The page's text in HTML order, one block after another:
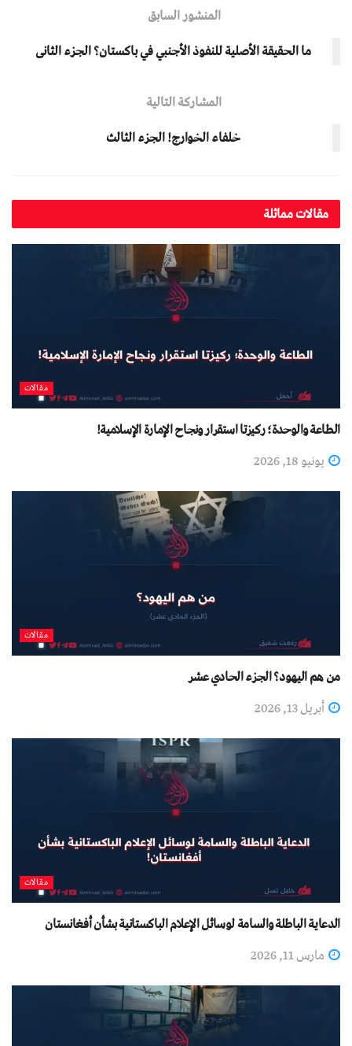
المنشور السابق
ما الحقيقة الأصلية للنفوذ الأجنبي في باكستان؟ الجزء الثانی
المشاركة التالية
خلفاء الخوارج! الجزء الثالث
مقالات مماثلة
مقالات
الطاعة والوحدة؛ ركيزتا استقرار ونجاح الإمارة الإسلامية!
يونيو 18, 2026
مقالات
من هم اليهود؟ الجزء الحادي عشر
أبريل 13, 2026
مقالات
الدعاية الباطلة والسامة لوسائل الإعلام الباكستانية بشأن أفغانستان
مارس 11, 2026